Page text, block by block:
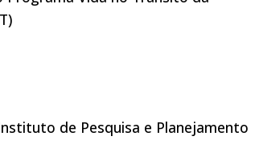
de Pesquisa e Planejamento